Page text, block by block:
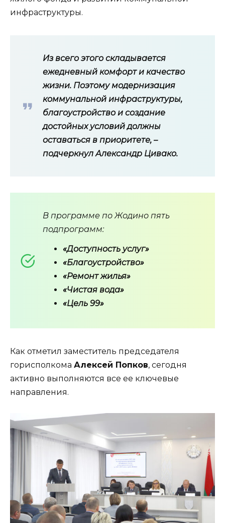
инфраструктуры.
Из всего этого складывается
ежедневный комфорт и качество
жизни. Поэтому модернизация
коммунальной инфраструктуры,
благоустройство и создание
достойных условий должны
оставаться в приоритете, –
подчеркнул Александр Цивако.
В программе по Жодино пять
подпрограмм:
«Доступность услуг»
«Благоустройство»
«Ремонт жилья»
«Чистая вода»
«Цель 99»
Как отметил заместитель председателя
горисполкома Алексей Попков, сегодня
активно выполняются все ее ключевые
направления.